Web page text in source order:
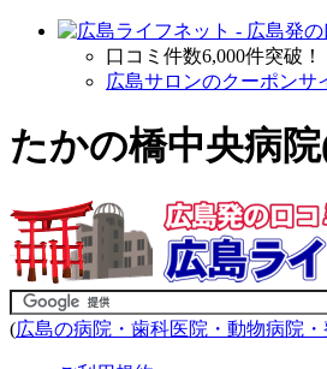
口コミ件数6,000件突破！
広島サロンのクーポンサ
たかの橋中央病
(広島の病院・歯科医院・動物病院